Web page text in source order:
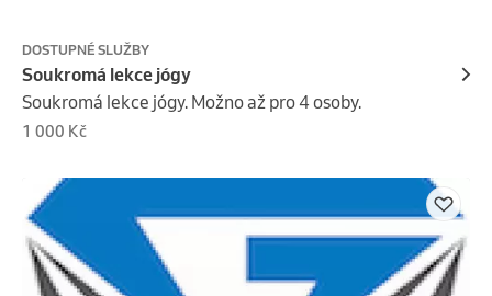
DOSTUPNÉ SLUŽBY
Soukromá lekce jógy
Soukromá lekce jógy. Možno až pro 4 osoby.
1 000 Kč